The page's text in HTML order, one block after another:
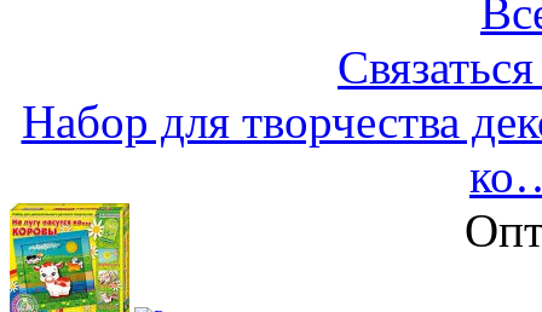
Набор для творчества